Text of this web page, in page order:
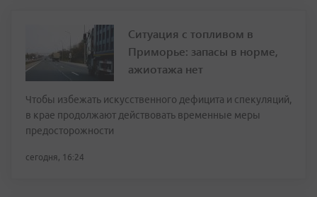
Ситуация с топливом в
Приморье: запасы в норме,
ажиотажа нет
Чтобы избежать искусственного дефицита и спекуляций,
в крае продолжают действовать временные меры
предосторожности
сегодня, 16:24